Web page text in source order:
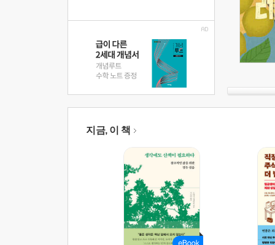
지금, 이 책